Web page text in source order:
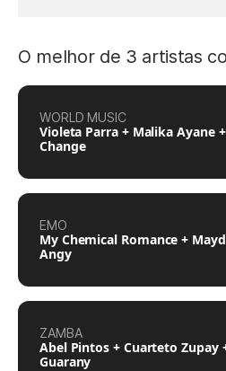
O melhor de 3 artistas
WORLD MUSIC
Violeta Parra + Malika Ayane
Change
EMO
My Chemical Romance +
Angy
ZAMBA
Abel Pintos + Cuarteto Zupay
Guarany